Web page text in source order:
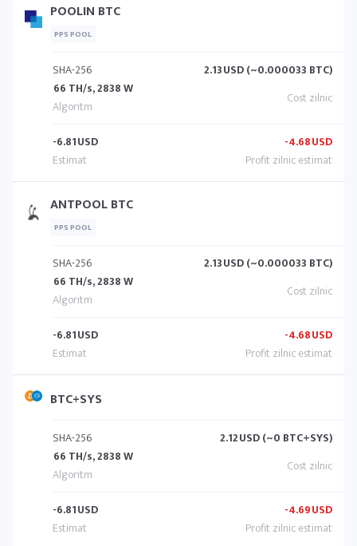
POOLIN BTC
PPS POOL
SHA-256
66 TH/s, 2838 W
2.13USD (~0.000033 BTC)
-6.81USD -4.68USD
ANTPOOL BTC
PPS POOL
SHA-256
66 TH/s, 2838 W
2.13USD (~0.000033 BTC)
-6.81USD -4.68USD
BTC+SYS
SHA-256
66 TH/s, 2838 W
2.12USD (~0 BTC+SYS)
-6.81USD -4.69USD